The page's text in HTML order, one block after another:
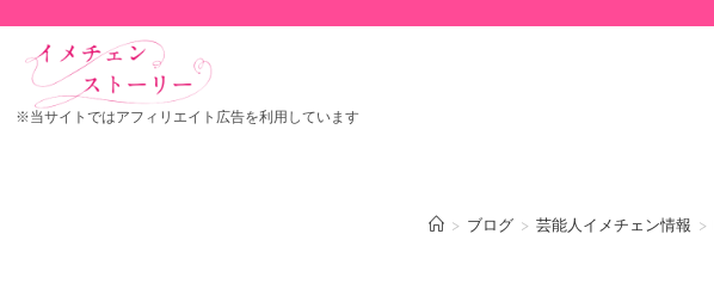
※当サイトではアフィリエイト広告を利用しています
> ブログ > 芸能人イメチェン情報 >